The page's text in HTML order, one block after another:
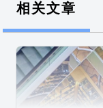
相关文章